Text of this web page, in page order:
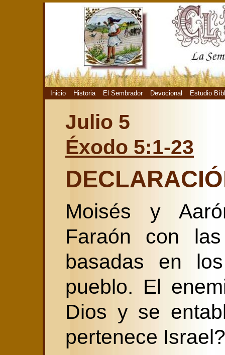
Inicio Historia El Sembrador Devocional Estudio
Julio 5
Éxodo 5:1-23
Moisés y
Faraón con
basadas en
pueblo. El
Dios y se
pertenece Israel?